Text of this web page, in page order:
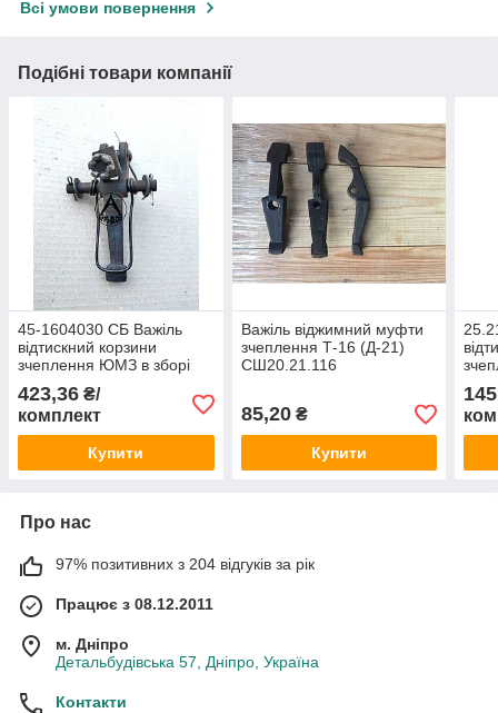
Всі умови повернення
Подібні товари компанії
45-1604030 СБ Важіль
відтискний корзини
зчеплення ЮМЗ в зборі
оригінал
423,36 ₴/
комплект
Купити
Важіль віджимний муфти
зчеплення Т-16 (Д-21)
СШ20.21.116
85,20₴
Купити
Про нас
97% позитивних з 204 відгуків за рік
Працює з 08.12.2011
м. Дніпро
Детальбудівська 57, Дніпро, Україна
Контакти